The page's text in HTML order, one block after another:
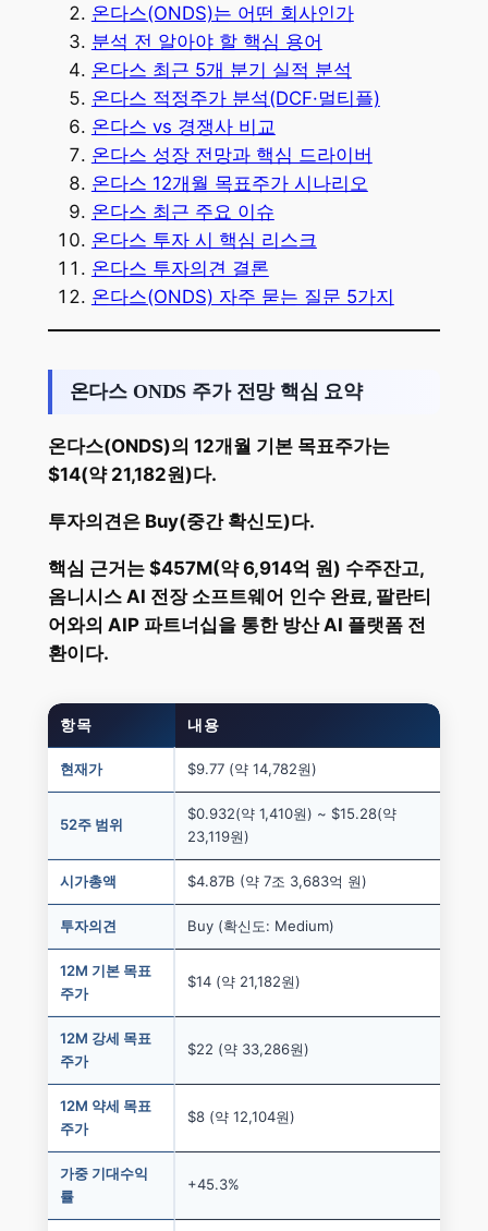
온다스(ONDS)는 어떤 회사인가
분석 전 알아야 할 핵심 용어
온다스 최근 5개 분기 실적 분석
온다스 적정주가 분석(DCF·멀티플)
온다스 vs 경쟁사 비교
온다스 성장 전망과 핵심 드라이버
온다스 12개월 목표주가 시나리오
온다스 최근 주요 이슈
온다스 투자 시 핵심 리스크
온다스 투자의견 결론
온다스(ONDS) 자주 묻는 질문 5가지
온다스 ONDS 주가 전망 핵심 요약
온다스(ONDS)의 12개월 기본 목표주가는
$14(약 21,182원)다.
투자의견은 Buy(중간 확신도)다.
핵심 근거는 $457M(약 6,914억 원) 수주잔고,
옴니시스 AI 전장 소프트웨어 인수 완료, 팔란티
어와의 AIP 파트너십을 통한 방산 AI 플랫폼 전
환이다.
항목 내용
현재가 $9.77 (약 14,782원)
52주 범위
$0.932(약 1,410원) ~ $15.28(약
23,119원)
시가총액 $4.87B (약 7조 3,683억 원)
투자의견 Buy (확신도: Medium)
12M 기본 목표
주가
$14 (약 21,182원)
12M 강세 목표
주가
$22 (약 33,286원)
12M 약세 목표
주가
$8 (약 12,104원)
가중 기대수익
률
+45.3%